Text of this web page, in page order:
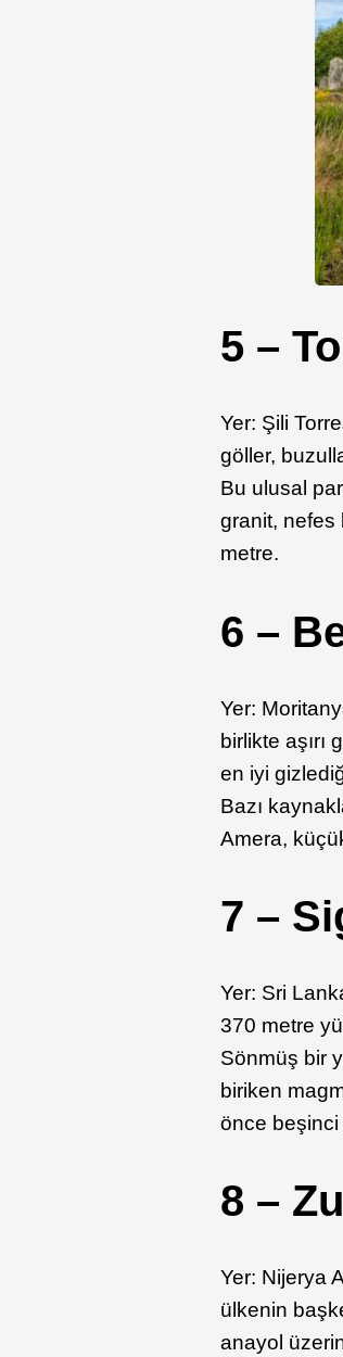
5 –
Yer: Şili
göller,
Bu ulusal
granit, nefes
metre.
6 –
Yer:
birlikte aşırı
en iyi
Bazı
Amera,
7 –
Yer: Sri
370 metre
Sönmüş bir
biriken
önce beşinci
8 –
Yer: Nijerya
ülkenin
anayol